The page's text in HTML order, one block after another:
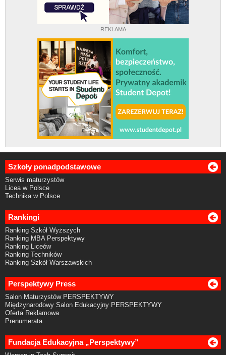
REKLAMA
Szkoły ponadpodstawowe
Serwis maturzystów
Licea w Polsce
Technika w Polsce
Rankingi
Ranking Szkół Wyższych
Ranking MBA Perspektywy
Ranking Liceów
Ranking Techników
Ranking Szkół Warszawskich
Perspektywy Press
Salon Maturzystów PERSPEKTYWY
Międzynarodowy Salon Edukacyjny PERSPEKTYWY
Oferta Reklamowa
Prenumerata
Fundacja Edukacyjna „Perspektywy”